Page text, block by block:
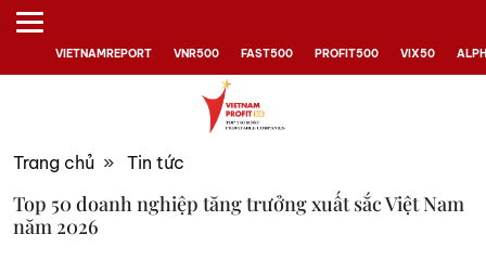
VIETNAMREPORT VNR500 FAST500 PROFIT500 VIX50
Trang chủ » Tin tức
Top 50 doanh nghiệp tăng trưởng xuất sắc Việt Nam
năm 2026